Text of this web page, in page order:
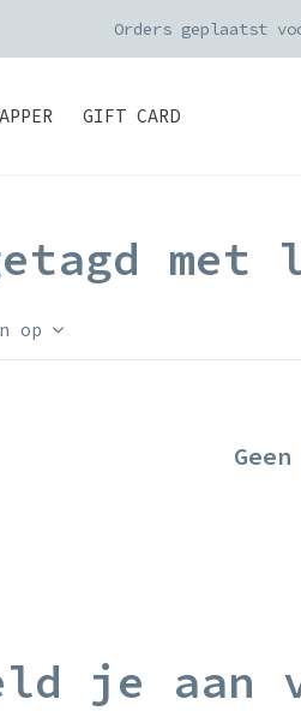
GIFT CARD
Orders geplaatst
met
op
je aan